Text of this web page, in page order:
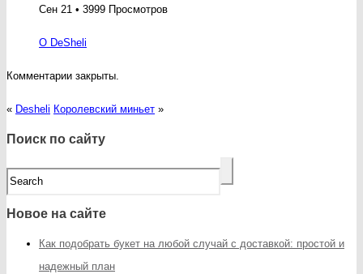
Сен 21 • 3999 Просмотров
О DeSheli
Комментарии закрыты.
« Desheli Королевский миньет »
Поиск по сайту
Новое на сайте
Как подобрать букет на любой случай с доставкой: простой и
надежный план